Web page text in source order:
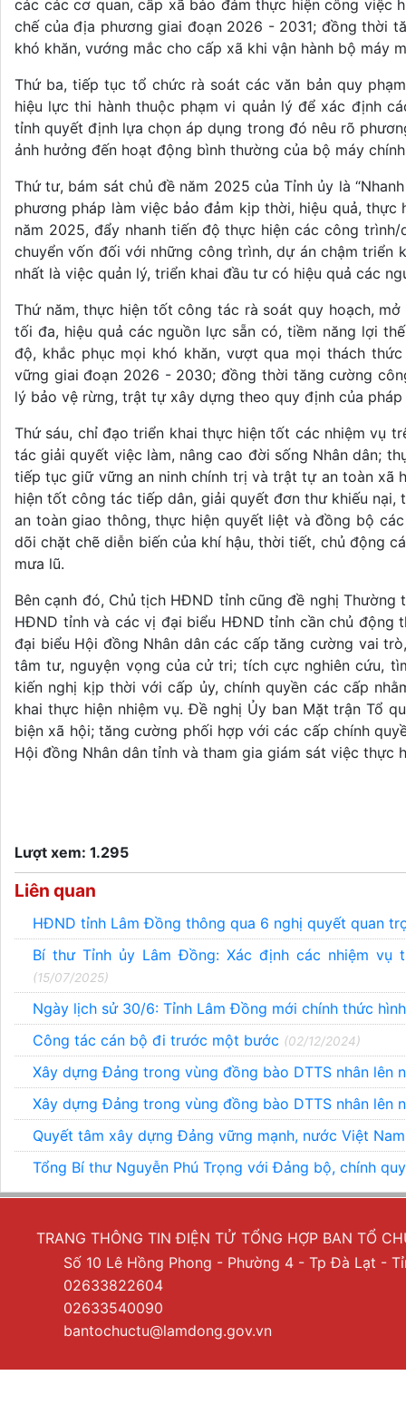
các các cơ quan, cấp xã bảo đảm thực hiện công việc
chế của địa phương giai đoạn 2026 - 2031; đồng thời
khó khăn, vướng mắc cho cấp xã khi vận hành bộ máy
Thứ ba, tiếp tục tổ chức rà soát các văn bản quy
hiệu lực thi hành thuộc phạm vi quản lý để xác định
tỉnh quyết định lựa chọn áp dụng trong đó nêu rõ
ảnh hưởng đến hoạt động bình thường của bộ máy
Thứ tư, bám sát chủ đề năm 2025 của Tỉnh ủy là
phương pháp làm việc bảo đảm kịp thời, hiệu quả,
năm 2025, đẩy nhanh tiến độ thực hiện các công
chuyển vốn đối với những công trình, dự án chậm triển
nhất là việc quản lý, triển khai đầu tư có hiệu quả các
Thứ năm, thực hiện tốt công tác rà soát quy hoạch,
tối đa, hiệu quả các nguồn lực sẵn có, tiềm năng lợi
độ, khắc phục mọi khó khăn, vượt qua mọi thách
vững giai đoạn 2026 - 2030; đồng thời tăng cường
lý bảo vệ rừng, trật tự xây dựng theo quy định của pháp
Thứ sáu, chỉ đạo triển khai thực hiện tốt các nhiệm vụ
tác giải quyết việc làm, nâng cao đời sống Nhân dân;
tiếp tục giữ vững an ninh chính trị và trật tự an toàn xã
hiện tốt công tác tiếp dân, giải quyết đơn thư khiếu
an toàn giao thông, thực hiện quyết liệt và đồng bộ
dõi chặt chẽ diễn biến của khí hậu, thời tiết, chủ động
mưa lũ.
Bên cạnh đó, Chủ tịch HĐND tỉnh cũng đề nghị
HĐND tỉnh và các vị đại biểu HĐND tỉnh cần chủ động
đại biểu Hội đồng Nhân dân các cấp tăng cường vai
tâm tư, nguyện vọng của cử tri; tích cực nghiên cứu,
kiến nghị kịp thời với cấp ủy, chính quyền các cấp
khai thực hiện nhiệm vụ. Đề nghị Ủy ban Mặt trận Tổ
biện xã hội; tăng cường phối hợp với các cấp chính
Hội đồng Nhân dân tỉnh và tham gia giám sát việc thực
Lượt xem: 1.295
Liên quan
HĐND tỉnh Lâm Đồng thông qua 6 nghị quyết quan
Bí thư Tỉnh ủy Lâm Đồng: Xác định các nhiệm
(15/07/2025)
Ngày lịch sử 30/6: Tỉnh Lâm Đồng mới chính thức
Công tác cán bộ đi trước một bước (02/12/2024)
Xây dựng Ðảng trong vùng đồng bào DTTS nhân
Xây dựng Ðảng trong vùng đồng bào DTTS nhân
Quyết tâm xây dựng Đảng vững mạnh, nước Việt
Tổng Bí thư Nguyễn Phú Trọng với Đảng bộ, chính
TRANG THÔNG TIN ĐIỆN TỬ TỔNG HỢP BAN TỔ
Số 10 Lê Hồng Phong - Phường 4 - Tp Đà Lạt -
02633822604
02633540090
bantochuctu@lamdong.gov.vn